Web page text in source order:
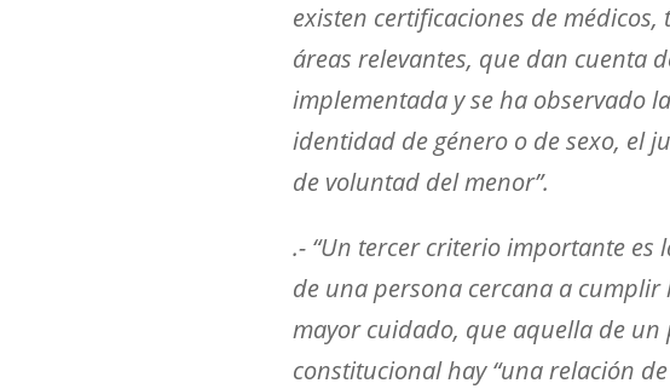
existen certificaciones de
áreas relevantes, que dan cuenta
implementada y se ha observado
identidad de género o de sexo, el
de voluntad del menor”.
.- “Un tercer criterio importante
de una persona cercana a
mayor cuidado, que aquella de
constitucional hay “una relación